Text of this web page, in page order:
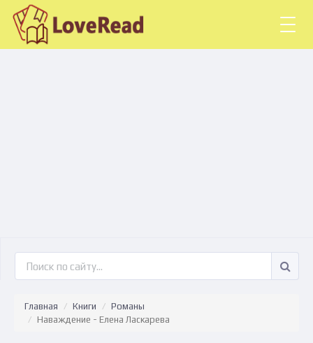
Главная Книги
Романы
Наваждение - Елена Ласкарева